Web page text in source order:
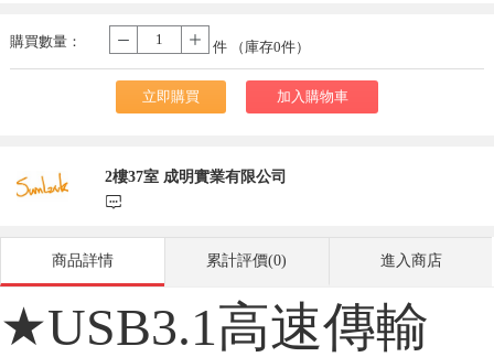
購買數量：
- 件 （庫存0件）
立即購買 加入購物車
2樓37室 成明實業有限公司
󰃨
商品詳情 累計評價(0) 進入商店
★USB3.1高速傳輸